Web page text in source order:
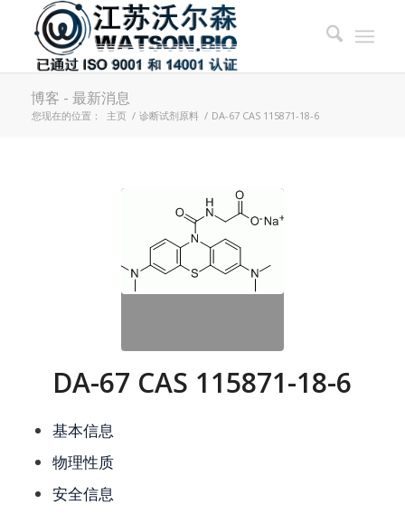
博客 - 最新消息
您现在的位置： 主页 / 诊断试剂原料 / DA-67 CAS 115871-18-6
DA-67 CAS 115871-18-6
基本信息
物理性质
安全信息